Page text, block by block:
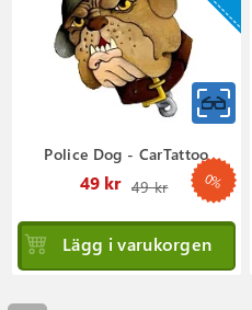
Police Dog - CarTattoo
49 kr 49 kr
Ordinarie
pris
0%
Lägg i varukorgen